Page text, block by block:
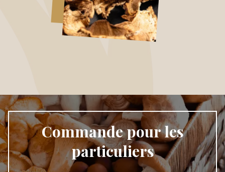
Commande pour les
particuliers